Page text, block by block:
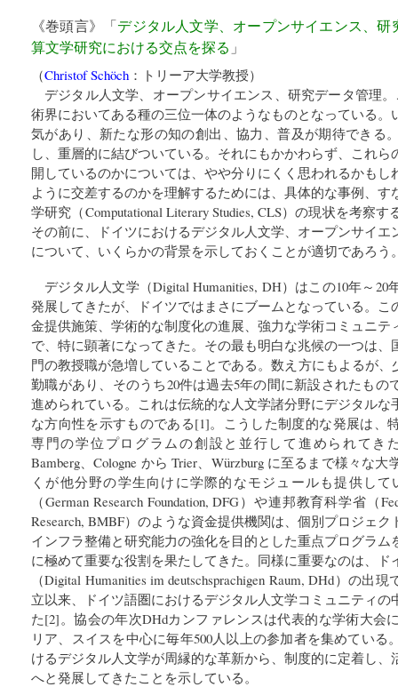
《巻頭言》「デジタル人文学、オープンサイエンス、
算文学研究における交点を探る 」
（Christof Schöch ： トリーア大学教授）
デジタル人文学、オープンサイエンス、研究データ管理
術界においてある種の三位一体のようなものとなっている。
気があり、新たな形の知の創出、協力、普及が期待できる
し、重層的に結びついている。それにもかかわらず、これ
開しているのかについては、やや分りにくく思われるかも
ように交差するのかを理解するためには、具体的な事例、
学研究（Computational Literary Studies, CLS）の現状を考察
その前に、ドイツにおけるデジタル人文学、オープンサイ
について、いくらかの背景を示しておくことが適切であろう
デジタル人文学（Digital Humanities, DH）はこの10年～
発展してきたが、ドイツではまさにブームとなっている。こ
金提供施策、学術的な制度化の進展、強力な学術コミュニテ
で、特に顕著になってきた。その最も明白な兆候の一つは
門の教授職が急増していることである。数え方にもよるが、
勤職があり、そのうち20件は過去5年の間に新設されたもの
進められている。これは伝統的な人文学諸分野にデジタルな
な方向性を示すものである[1]。こうした制度的な発展は、
専門の学位プログラムの創設と並行して進められてき
Bamberg、Cologne から Trier、Würzburg に至るまで様々な
くが他分野の学生向けに学際的なモジュールも提供し
（German Research Foundation, DFG）や連邦教育科学省（
Research, BMBF）のような資金提供機関は、個別プロジェ
インフラ整備と研究能力の強化を目的とした重点プログラ
に極めて重要な役割を果たしてきた。同様に重要なのは、
（Digital Humanities im deutschsprachigen Raum, DHd）の出
立以来、ドイツ語圏におけるデジタル人文学コミュニティ
た[2]。協会の年次DHdカンファレンスは代表的な学術大会
リア、スイスを中心に毎年500人以上の参加者を集めている
けるデジタル人文学が周縁的な革新から、制度的に定着し
へと発展してきたことを示している。